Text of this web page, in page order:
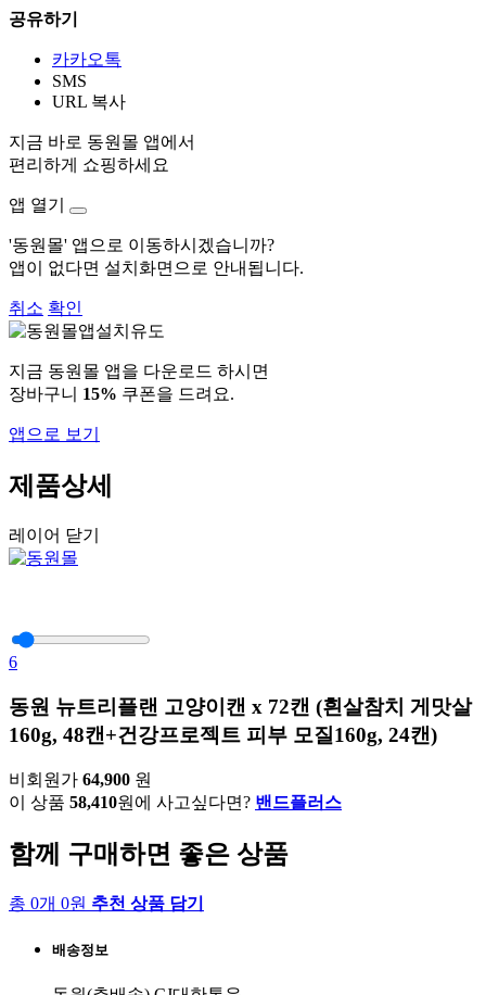
공유하기
카카오톡
SMS
URL 복사
지금 바로 동원몰 앱에서
편리하게 쇼핑하세요
앱 열기
'동원몰' 앱으로 이동하시겠습니까?
앱이 없다면 설치화면으로 안내됩니다.
취소 확인
지금 동원몰 앱을 다운로드 하시면
장바구니 15% 쿠폰을 드려요.
앱으로 보기
제품상세
레이어 닫기
6
동원 뉴트리플랜 고양이캔 x 72캔 (흰살참치 게맛살
160g, 48캔+건강프로젝트 피부 모질160g, 24캔)
비회원가 64,900 원
이 상품 58,410원에 사고싶다면? 밴드플러스
함께 구매하면 좋은 상품
총 0개 0원 추천 상품 담기
배송정보